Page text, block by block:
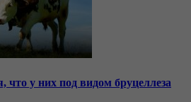
у них под видом бруцеллеза